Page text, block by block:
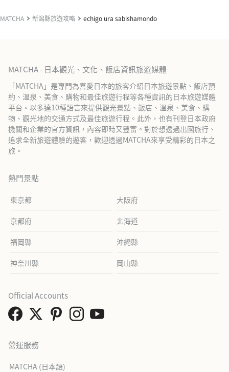
MATCHA 新潟縣旅遊攻略 echigo ura sabishamondo
MATCHA - 日本觀光、文化、飯店資訊旅遊媒體
「MATCHA」是專門為喜愛日本的旅客介紹日本旅遊景點、飯店預
約、溫泉、美食、購物和最佳旅遊行程等各種資訊的日本旅遊媒體
平台。以多達10種語言來提供觀光景點、飯店、溫泉、美食、購
物、觀光地的交通方式及最佳旅遊行程。此外，也有刊登日本政府
機關和企業的官方資訊，內容即時又豐富。對於想透過出國旅行、
追求全新旅遊體驗的遊客，歡迎透過MATCHA來享受精彩的日本之
旅。
熱門景點
東京都 大阪府
京都府 北海道
福岡縣 沖繩縣
神奈川縣 岡山縣
營運服務
MATCHA (日本語)
Official Accounts